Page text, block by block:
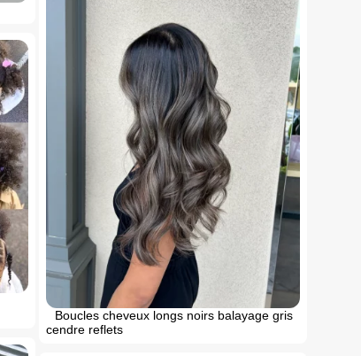
Boucles cheveux longs noirs balayage gris
cendre reflets